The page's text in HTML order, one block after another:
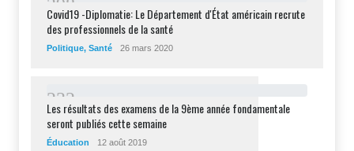
298
Covid19 -Diplomatie: Le Département d'État américain recrute
des professionnels de la santé
Politique, Santé 26 mars 2020
232
Les résultats des examens de la 9ème année fondamentale
seront publiés cette semaine
Éducation 12 août 2019